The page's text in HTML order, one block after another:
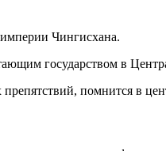
Чингисхана.
государством в
помнится в